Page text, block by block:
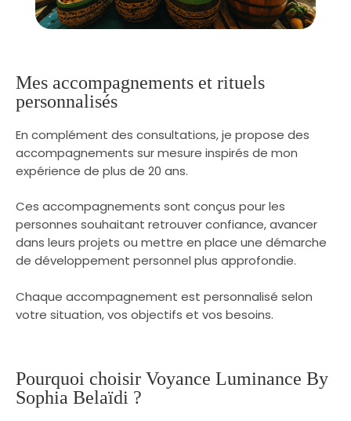
Mes accompagnements et rituels
personnalisés
En complément des consultations, je propose des
accompagnements sur mesure inspirés de mon
expérience de plus de 20 ans.
Ces accompagnements sont conçus pour les
personnes souhaitant retrouver confiance, avancer
dans leurs projets ou mettre en place une démarche
de développement personnel plus approfondie.
Chaque accompagnement est personnalisé selon
votre situation, vos objectifs et vos besoins.
Pourquoi choisir Voyance Luminance By
Sophia Belaïdi ?